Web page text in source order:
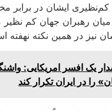
ایشان در برابر
رهبران جهان کم نظیر
نیز در همین نکته نهفته
یک افسر امریکایی:
را در ایران تکرار کند